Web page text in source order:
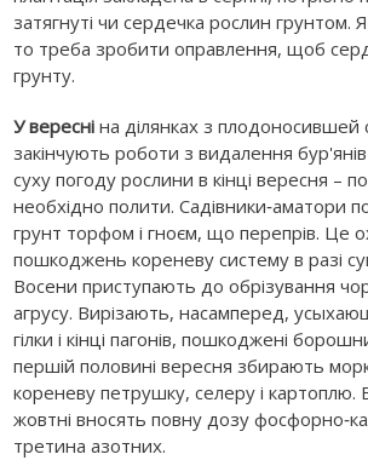
затягнуті чи сердечка рослин грунтом.
то треба зробити оправлення, щоб
грунту.
У вересні на ділянках з плодоносившей
закінчують роботи з видалення
суху погоду рослини в кінці вересня –
необхідно полити. Садівники‑аматори
грунт торфом і гноєм, що перепрів. Це
пошкоджень кореневу систему в разі
Восени приступають до обрізування
агрусу. Вирізають, насамперед,
гілки і кінці пагонів, пошкоджені
першій половині вересня збирають
кореневу петрушку, селеру і картоплю.
жовтні вносять повну дозу
третина азотних.